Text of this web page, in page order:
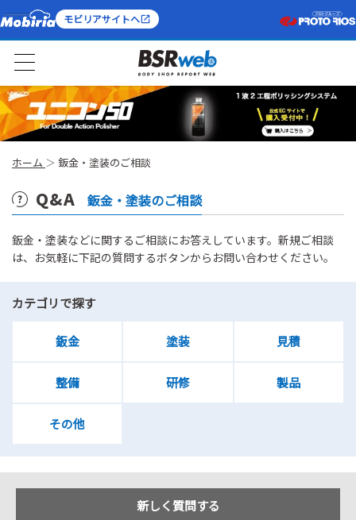
モビリアサイトへ
ホーム 鈑金・塗装のご相談
Q&A 鈑金・塗装のご相談
鈑金・塗装などに関するご相談にお答えしています。新規ご相談
は、お気軽に下記の質問するボタンからお問い合わせください。
カテゴリで探す
鈑金 塗装 見積
整備 研修 製品
その他
新しく質問する